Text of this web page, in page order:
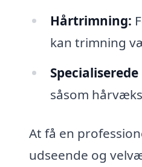
Hårtrimning:
kan trimning
såsom
At få en
udseende og